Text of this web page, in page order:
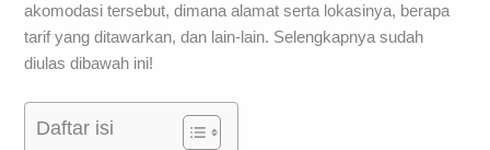
akomodasi tersebut, dimana alamat serta lokasinya, berapa
tarif yang ditawarkan, dan lain-lain. Selengkapnya sudah
diulas dibawah ini!
Daftar isi